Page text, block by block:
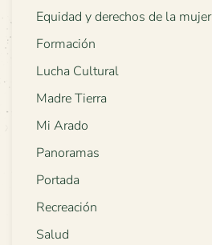
Equidad y derechos de la mujer
Formación
Lucha Cultural
Madre Tierra
Mi Arado
Panoramas
Portada
Recreación
Salud